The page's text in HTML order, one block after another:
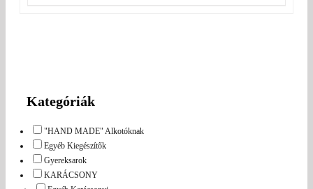
Kategóriák
"HAND MADE" Alkotóknak
Egyéb Kiegészítők
Gyereksarok
KARÁCSONY